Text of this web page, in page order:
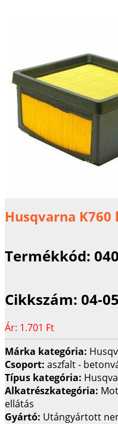
Husqvarna K760
Termékkód:
Cikkszám: 04-
Ár: 1.701 Ft
Márka kategória:
Csoport: aszfalt -
Típus kategória:
Alkatrészkategória:
ellátás
Gyártó: Utángyártott